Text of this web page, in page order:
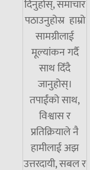
दिनुहोस्, समाचार
पठाउनुहोस्र हाम्रो
सामग्रीलाई
मूल्यांकन गर्दै
साथ दिँदै
जानुहोस्।
तपाईंको साथ,
विश्वास र
प्रतिक्रियाले नै
हामीलाई अझ
उत्तरदायी, सबल र